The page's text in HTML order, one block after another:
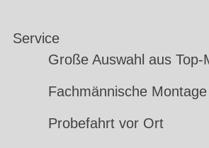
Service
Große Auswahl aus Top-
Fachmännische Montage
Probefahrt vor Ort